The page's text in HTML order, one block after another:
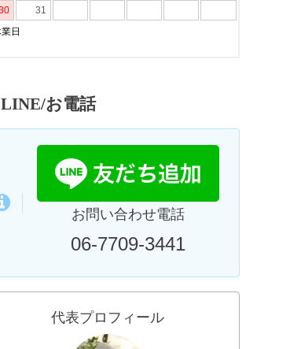
LINE/お電話
お問い合わせ電話
06-7709-3441
代表プロフィール